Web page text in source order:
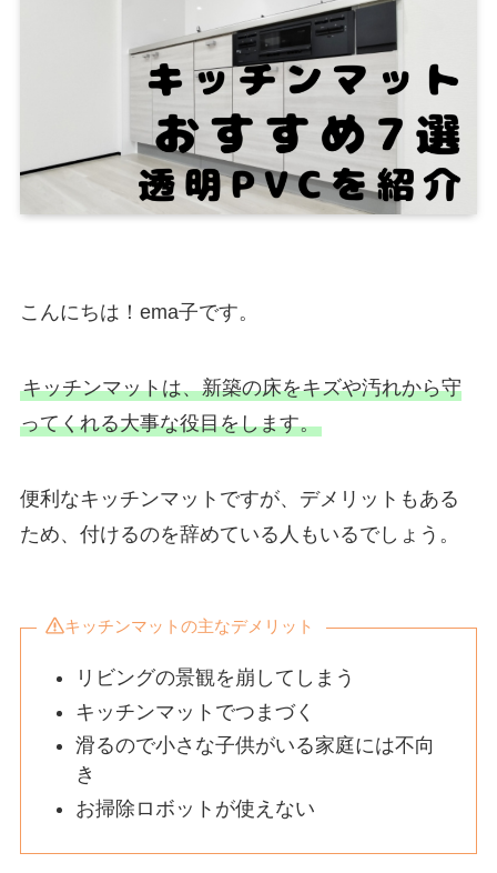
こんにちは！ema子です。
キッチンマットは、新築の床をキズや汚れから守
ってくれる大事な役目をします。
便利なキッチンマットですが、デメリットもある
ため、付けるのを辞めている人もいるでしょう。
キッチンマットの主なデメリット
リビングの景観を崩してしまう
キッチンマットでつまづく
滑るので小さな子供がいる家庭には不向
き
お掃除ロボットが使えない